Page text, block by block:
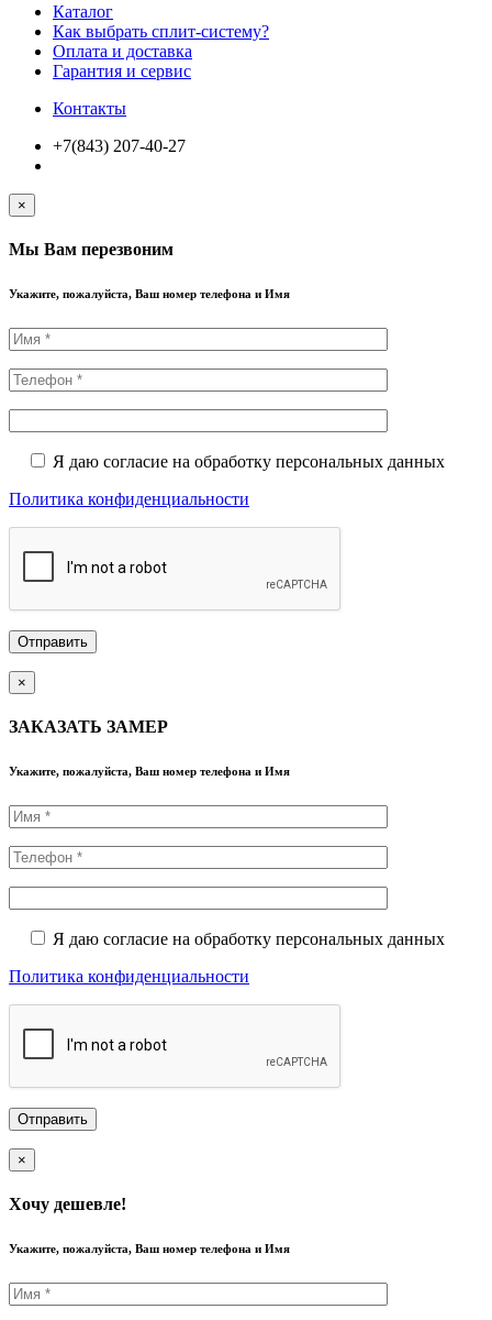
Каталог
Как выбрать сплит-систему?
Оплата и доставка
Гарантия и сервис
Контакты
+7(843) 207-40-27
×
Мы Вам перезвоним
Укажите, пожалуйста, Ваш номер телефона и Имя
Я даю согласие на обработку персональных данных
Политика конфиденциальности
×
ЗАКАЗАТЬ ЗАМЕР
Укажите, пожалуйста, Ваш номер телефона и Имя
Я даю согласие на обработку персональных данных
Политика конфиденциальности
×
Хочу дешевле!
Укажите, пожалуйста, Ваш номер телефона и Имя